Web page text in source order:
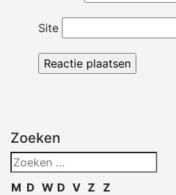
Site
Zoeken
Zoeken
naar:
M D W D V Z Z